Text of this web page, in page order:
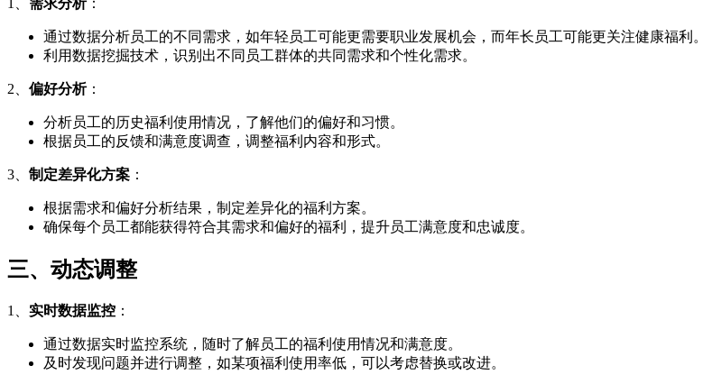
1、 需求分析：
通过数据分析员工的不同需求，如年轻员工可能更需要职业发展机会，而年长员工可能更关注健康福利。
利用数据挖掘技术，识别出不同员工群体的共同需求和个性化需求。
2、 偏好分析：
分析员工的历史福利使用情况，了解他们的偏好和习惯。
根据员工的反馈和满意度调查，调整福利内容和形式。
3、 制定差异化方案 ：
根据需求和偏好分析结果，制定差异化的福利方案。
确保每个员工都能获得符合其需求和偏好的福利，提升员工满意度和忠诚度。
三、动态调整
1、 实时数据监控 ：
通过数据实时监控系统，随时了解员工的福利使用情况和满意度。
及时发现问题并进行调整，如某项福利使用率低，可以考虑替换或改进。